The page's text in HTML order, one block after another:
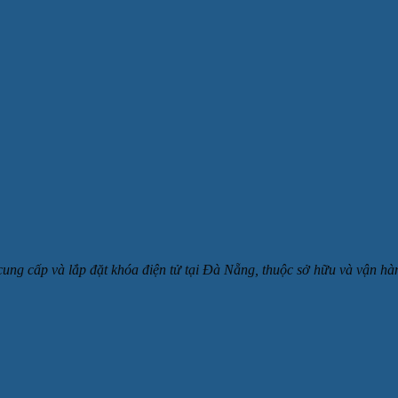
cấp và lắp đặt khóa điện tử tại Đà Nẵng, thuộc sở hữu và vận